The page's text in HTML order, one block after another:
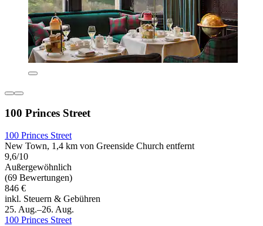
100 Princes Street
100 Princes Street
New Town, 1,4 km von Greenside Church entfernt
9,6/10
Außergewöhnlich
(69 Bewertungen)
846 €
inkl. Steuern & Gebühren
25. Aug.–26. Aug.
100 Princes Street